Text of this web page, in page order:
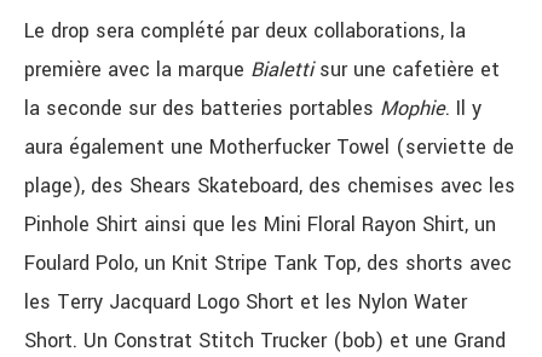
Le drop sera complété par deux collaborations, la
première avec la marque Bialettisur une cafetière et
la seconde sur des batteries portables Mophie. Il y
aura également une Motherfucker Towel (serviette de
plage), des Shears Skateboard, des chemises avec les
Pinhole Shirt ainsi que les Mini Floral Rayon Shirt, un
Foulard Polo, un Knit Stripe Tank Top, des shorts avec
les Terry Jacquard Logo Short et les Nylon Water
Short. Un Constrat Stitch Trucker (bob) et une Grand